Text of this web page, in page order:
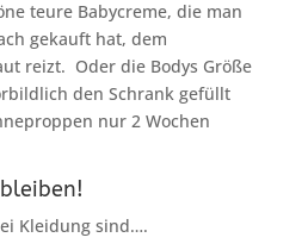
teure Babycreme, die man
gekauft hat, dem
reizt. Oder die Bodys Größe
den Schrank gefüllt
nur 2 Wochen
Kleidung sind….